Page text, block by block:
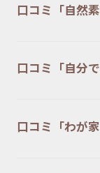
口コミ「自然
口コミ「自分
口コミ「わが